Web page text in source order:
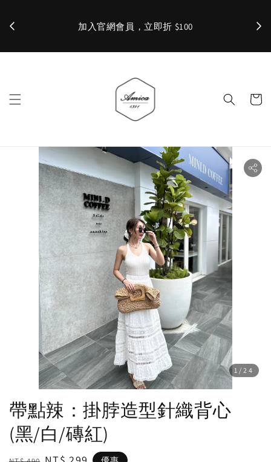
加入官網會員，立即折 $100 ✨
1 /24
帶點辣：掛脖造型針織背心
(黑/白/磚紅)